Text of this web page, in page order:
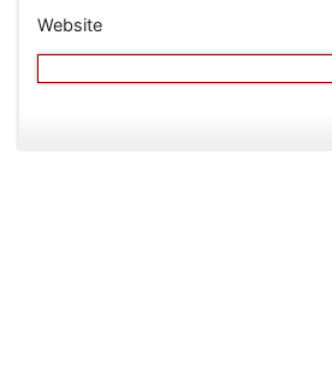
Website